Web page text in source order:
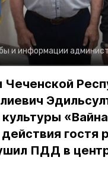
и информации
гостя
ПДД в